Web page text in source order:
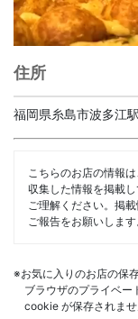
住所
福岡県糸島市波多江
こちらのお店の情報
収集した情報を掲載
ご理解ください。掲
ご報告をお願いします
※お気に入りのお店の保
ブラウザのプライベー
cookie が保存されませ